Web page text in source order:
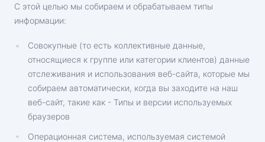
С этой целью мы собираем и обрабатываем типы
информации:
Совокупные (то есть коллективные данные,
относящиеся к группе или категории клиентов) данные
отслеживания и использования веб-сайта, которые мы
собираем автоматически, когда вы заходите на наш
веб-сайт, такие как - Типы и версии используемых
браузеров
Операционная система, используемая системой